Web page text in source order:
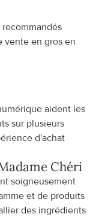
vente en gros en
aident les
sur plusieurs
d'achat
Chéri
soigneusement
et de produits
des ingrédients